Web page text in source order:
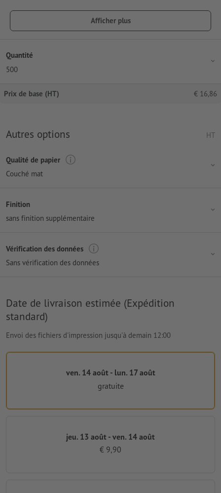
Afficher plus
Quantité
500
Prix de base (HT) € 16,86
Autres options HT
Qualité de papier
Couché mat
Finition
sans finition supplémentaire
Vérification des données
Sans vérification des données
Date de livraison estimée (Expédition
standard)
Envoi des fichiers d'impression jusqu'à demain 12:00
ven. 14 août - lun. 17 août
gratuite
jeu. 13 août - ven. 14 août
€ 9,90